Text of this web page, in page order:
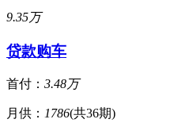
9.35万
贷款购车
首付： 3.48万
月供： 1786(共36期)